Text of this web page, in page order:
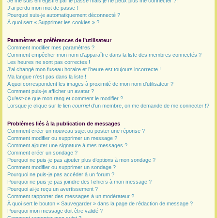
J’ai perdu mon mot de passe !
Pourquoi suis-je automatiquement déconnecté ?
À quoi sert « Supprimer les cookies » ?
Paramètres et préférences de l’utilisateur
Comment modifier mes paramètres ?
Comment empêcher mon nom d’apparaître dans la liste des membres connectés ?
Les heures ne sont pas correctes !
J’ai changé mon fuseau horaire et l’heure est toujours incorrecte !
Ma langue n’est pas dans la liste !
A quoi correspondent les images à proximité de mon nom d’utilisateur ?
Comment puis-je afficher un avatar ?
Qu’est-ce que mon rang et comment le modifier ?
Lorsque je clique sur le lien courrield’un membre, on me demande de me connecter !?
Problèmes liés à la publication de messages
Comment créer un nouveau sujet ou poster une réponse ?
Comment modifier ou supprimer un message ?
Comment ajouter une signature à mes messages ?
Comment créer un sondage ?
Pourquoi ne puis-je pas ajouter plus d’options à mon sondage ?
Comment modifier ou supprimer un sondage ?
Pourquoi ne puis-je pas accéder à un forum ?
Pourquoi ne puis-je pas joindre des fichiers à mon message ?
Pourquoi ai-je reçu un avertissement ?
Comment rapporter des messages à un modérateur ?
À quoi sert le bouton « Sauvegarder » dans la page de rédaction de message ?
Pourquoi mon message doit être validé ?